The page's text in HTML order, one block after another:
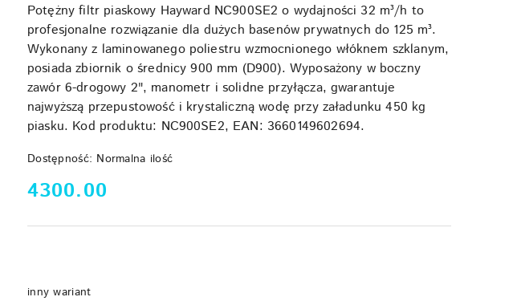
Potężny filtr piaskowy Hayward NC900SE2 o wydajności 32 m³/h to
profesjonalne rozwiązanie dla dużych basenów prywatnych do 125 m³.
Wykonany z laminowanego poliestru wzmocnionego włóknem szklanym,
posiada zbiornik o średnicy 900 mm (D900). Wyposażony w boczny
zawór 6-drogowy 2", manometr i solidne przyłącza, gwarantuje
najwyższą przepustowość i krystaliczną wodę przy załadunku 450 kg
piasku. Kod produktu: NC900SE2, EAN: 3660149602694.
Dostępność: Normalna ilość
cena:
4300.00
Wariant
inny wariant